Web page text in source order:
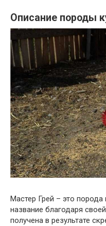
Описание породы
Мастер Грей – это порода
название благодаря
получена в результате